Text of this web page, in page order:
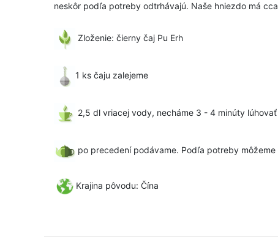
neskôr podľa potreby odtrhávajú. Naše hniezdo má
Zloženie: čierny čaj Pu Erh
1 ks čaju zalejeme
2,5 dl vriacej vody, necháme 3 - 4 minúty lúhovať
po precedení podávame. Podľa potreby môžeme
Krajina pôvodu: Čína